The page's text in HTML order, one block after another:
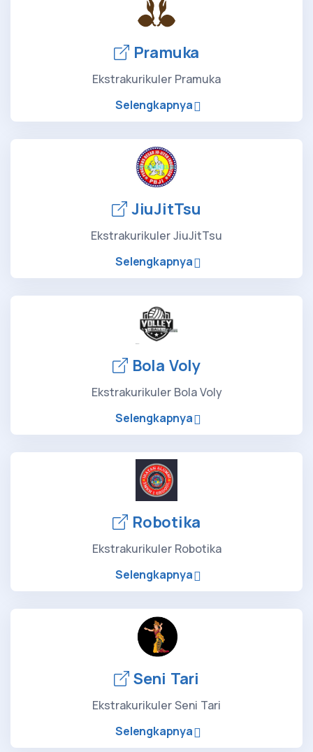
Pramuka
Ekstrakurikuler Pramuka
Selengkapnya
JiuJitTsu
Ekstrakurikuler JiuJitTsu
Selengkapnya
Bola Voly
Ekstrakurikuler Bola Voly
Selengkapnya
Robotika
Ekstrakurikuler Robotika
Selengkapnya
Seni Tari
Ekstrakurikuler Seni Tari
Selengkapnya